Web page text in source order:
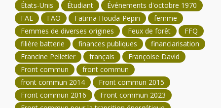
États-Unis
Étudiant
Événements d'octobre 1970
FAE
FAO Fatima Houda-Pepin
femme
Femmes de diverses origines
Feux de forêt
FFQ
filière batterie
finances publiques
financiarisation
Francine Pelletier
français
Françoise David
Front commun
front commun
front commun 2014
Front commun 2015
Front commun 2016
Front commun 2023